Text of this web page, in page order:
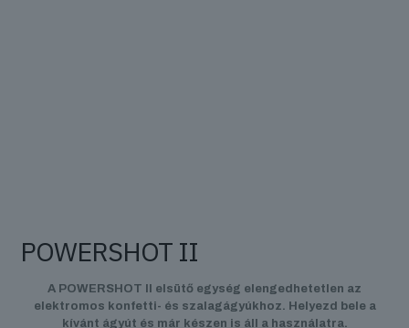
POWERSHOT II
A POWERSHOT II elsütő egység elengedhetetlen az
elektromos konfetti- és szalagágyúkhoz. Helyezd bele a
kívánt ágyút és már készen is áll a használatra.